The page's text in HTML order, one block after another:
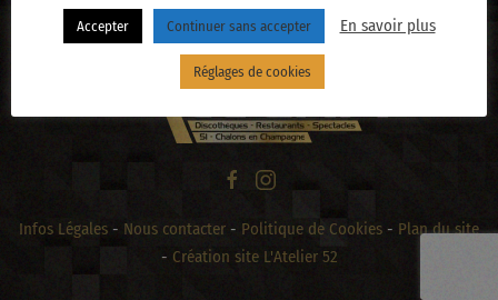
Infos Légales - Nous contacter - Politique de Cookies - Plan du site
- Création site L'Atelier 52
Accepter Continuer sans accepter En savoir plus
Réglages de cookies